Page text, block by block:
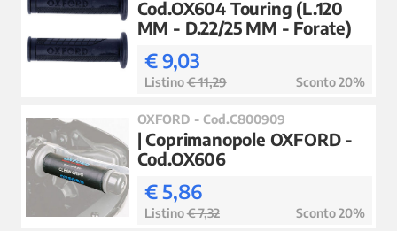
Cod.OX604 Touring (L.120
MM - D.22/25 MM - Forate)
€ 9,03
Listino€ 11,29 Sconto 20%
OXFORD - Cod.C800909
| Coprimanopole OXFORD -
Cod.OX606
€ 5,86
Listino€ 7,32 Sconto 20%